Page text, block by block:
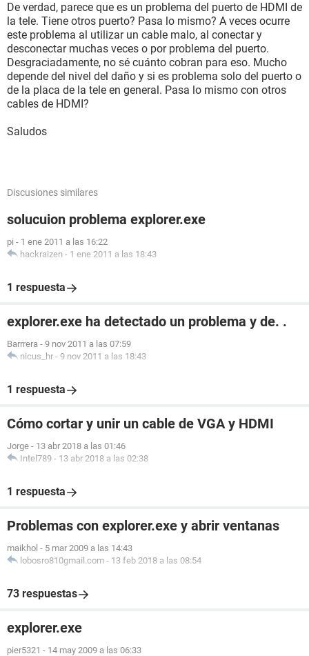
De verdad, parece que es un problema del puerto de HDMI de
la tele. Tiene otros puerto? Pasa lo mismo? A veces ocurre
este problema al utilizar un cable malo, al conectar y
desconectar muchas veces o por problema del puerto.
Desgraciadamente, no sé cuánto cobran para eso. Mucho
depende del nivel del daño y si es problema solo del puerto o
de la placa de la tele en general. Pasa lo mismo con otros
cables de HDMI?
Saludos
Discusiones similares
solucuion problema explorer.exe
pi - 1 ene 2011 a las 16:22
hackraizen - 1 ene 2011 a las 18:43
1 respuesta
explorer.exe ha detectado un problema y de. .
Barrrera - 9 nov 2011 a las 07:59
nicus_hr - 9 nov 2011 a las 18:43
1 respuesta
Cómo cortar y unir un cable de VGA y HDMI
Jorge - 13 abr 2018 a las 01:46
Intel789 - 13 abr 2018 a las 02:38
1 respuesta
Problemas con explorer.exe y abrir ventanas
maikhol - 5 mar 2009 a las 14:43
lobosro810gmail.com - 13 feb 2018 a las 08:54
73 respuestas
explorer.exe
pier5321 - 14 may 2009 a las 06:33